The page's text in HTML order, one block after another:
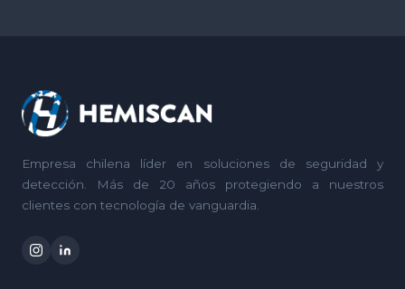
Empresa chilena líder en soluciones de seguridad y
detección. Más de 20 años protegiendo a nuestros
clientes con tecnología de vanguardia.